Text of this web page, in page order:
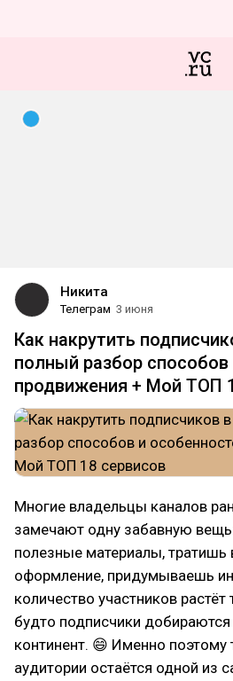
Никита
Телеграм 3 июня
Как накрутить
полный разбор способов
продвижения + Мой ТОП
Многие владельцы каналов
замечают одну забавную
полезные материалы, тратишь
оформление, придумываешь
количество участников
будто подписчики
континент. 😄 Именно поэтому
аудитории остаётся одной